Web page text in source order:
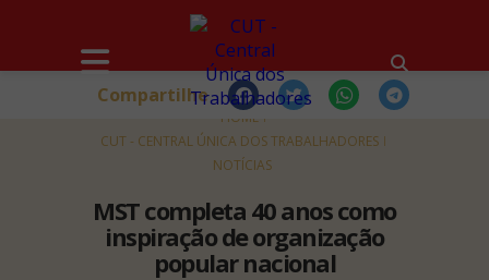
HOME
CUT - CENTRAL ÚNICA DOS TRABALHADORES
NOTÍCIAS
MST completa 40 anos como
inspiração de organização
popular nacional
Compartilhe